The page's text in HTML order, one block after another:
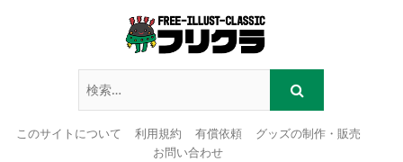
このサイトについて 利用規約 有償依頼
グッズの制作・販売
お問い合わせ